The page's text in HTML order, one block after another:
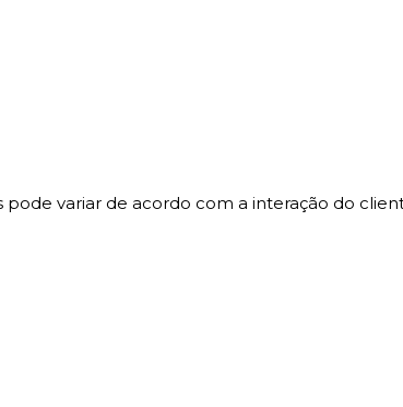
variar de acordo com a interação do